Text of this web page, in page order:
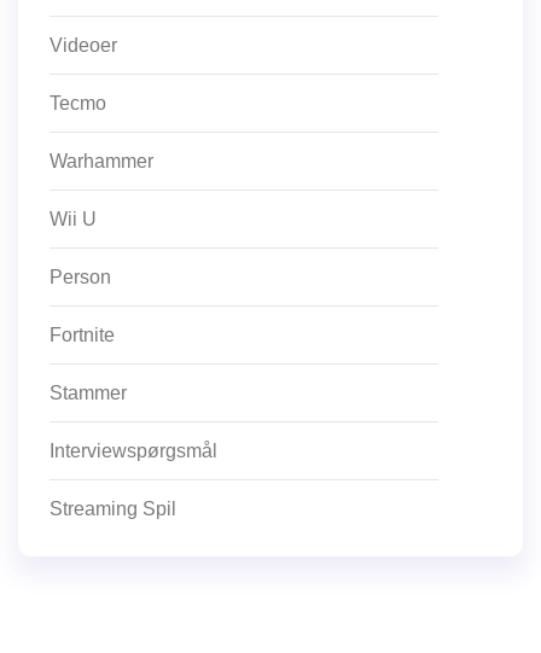
Videoer
Tecmo
Warhammer
Wii U
Person
Fortnite
Stammer
Interviewspørgsmål
Streaming Spil